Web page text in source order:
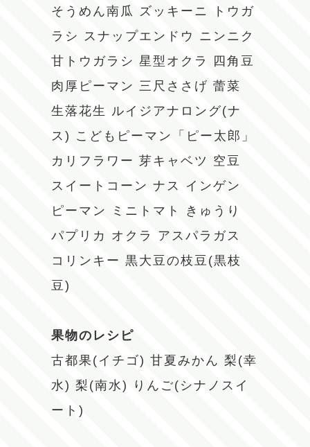
そうめん南瓜 ズッキーニ
トウガ
ラシ
スナップエンドウ ニンニク
甘トウガラシ 星型オクラ
四角豆
肉厚ピーマン 三尺ささげ 蕾菜
生落花生
ルイジアナロング(ナ
ス) こどもピーマン「ピー太郎」
カリフラワー 芽キャベツ 空豆
スイートコーン ナス
インゲン
ピーマン
ミニトマト
きゅうり
パプリカ オクラ
アスパラガス
コリンキー 黒大豆の枝豆(黒枝
豆)
果物のレシピ
古都果(イチゴ) 甘夏みかん 梨(幸
水) 梨(南水)
りんご(シナノスイ
ート)